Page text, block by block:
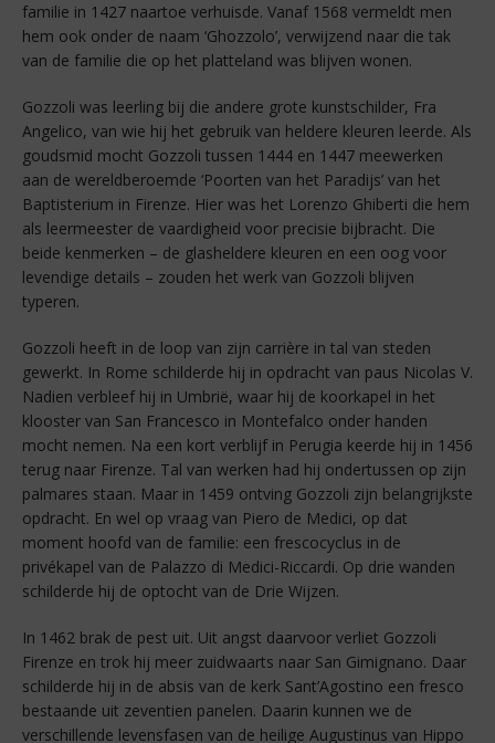
familie in 1427 naartoe verhuisde. Vanaf 1568 vermeldt men
hem ook onder de naam ‘Ghozzolo’, verwijzend naar die tak
van de familie die op het platteland was blijven wonen.
Gozzoli was leerling bij die andere grote kunstschilder, Fra
Angelico, van wie hij het gebruik van heldere kleuren leerde. Als
goudsmid mocht Gozzoli tussen 1444 en 1447 meewerken
aan de wereldberoemde ‘Poorten van het Paradijs’ van het
Baptisterium in Firenze. Hier was het Lorenzo Ghiberti die hem
als leermeester de vaardigheid voor precisie bijbracht. Die
beide kenmerken – de glasheldere kleuren en een oog voor
levendige details – zouden het werk van Gozzoli blijven
typeren.
Gozzoli heeft in de loop van zijn carrière in tal van steden
gewerkt. In Rome schilderde hij in opdracht van paus Nicolas V.
Nadien verbleef hij in Umbrië, waar hij de koorkapel in het
klooster van San Francesco in Montefalco onder handen
mocht nemen. Na een kort verblijf in Perugia keerde hij in 1456
terug naar Firenze. Tal van werken had hij ondertussen op zijn
palmares staan. Maar in 1459 ontving Gozzoli zijn belangrijkste
opdracht. En wel op vraag van Piero de Medici, op dat
moment hoofd van de familie: een frescocyclus in de
privékapel van de Palazzo di Medici-Riccardi. Op drie wanden
schilderde hij de optocht van de Drie Wijzen.
In 1462 brak de pest uit. Uit angst daarvoor verliet Gozzoli
Firenze en trok hij meer zuidwaarts naar San Gimignano. Daar
schilderde hij in de absis van de kerk Sant’Agostino een fresco
bestaande uit zeventien panelen. Daarin kunnen we de
verschillende levensfasen van de heilige Augustinus van Hippo